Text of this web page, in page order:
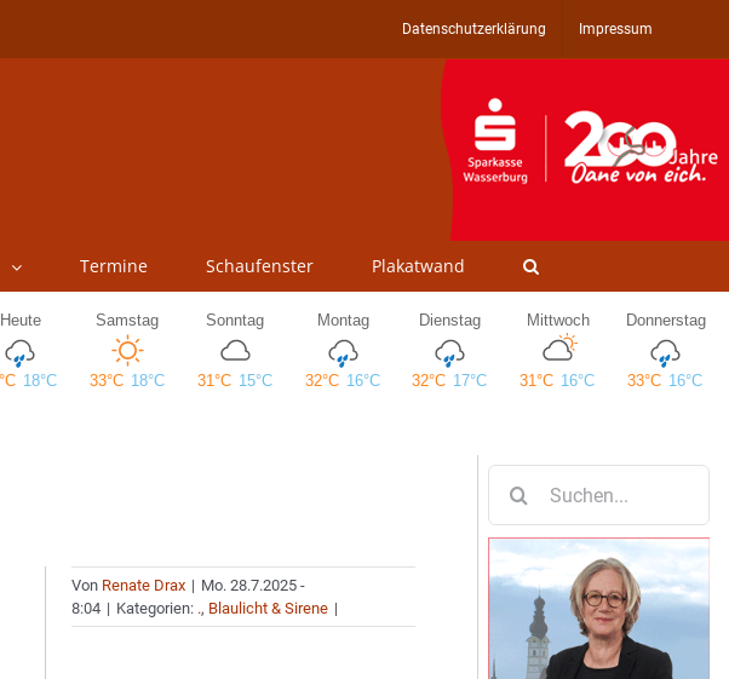
Datenschutzerklärung Impressum
Termine Schaufenster Plakatwand
Von Renate Drax | Mo. 28.7.2025 -
8:04 | Kategorien: ., Blaulicht & Sirene |
nach: